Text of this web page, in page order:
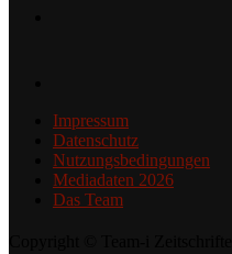
Impressum
Datenschutz
Nutzungsbedingungen
Mediadaten 2026
Das Team